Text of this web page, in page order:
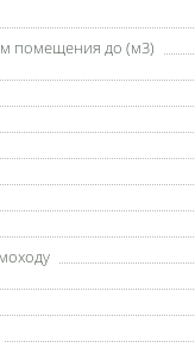
помещения до (м3)